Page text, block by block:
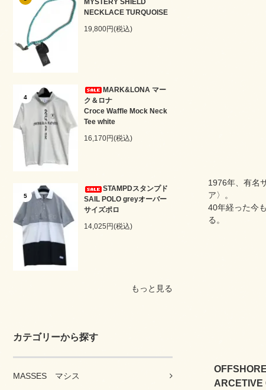
NECKLACE TURQUOISE
19,800円(税込)
4
MARK&LONA マー
ク＆ロナ
Croce Waffle Mock Neck
Tee white
16,170円(税込)
5
STAMPDスタンプド
SAIL POLO greyオーバー
サイズポロ
14,025円(税込)
もっと見る
カテゴリーから探す
MASSES マシス
1976年、有名
ア〉。
40年経った今
る。
ARCETIVE